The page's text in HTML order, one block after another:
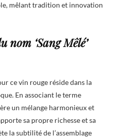
mêlant tradition et innovation
nom ‘Sang Mêlé’
ce vin rouge réside dans la
En associant le terme
un mélange harmonieux et
sa propre richesse et sa
la subtilité de l’assemblage